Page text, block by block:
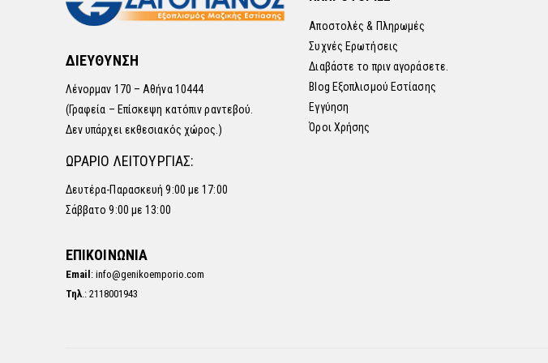
ΔΙΕΥΘΥΝΣΗ
Λένορμαν 170 – Αθήνα 10444
(Γραφεία – Επίσκεψη κατόπιν ραντεβού.
Δεν υπάρχει εκθεσιακός χώρος.)
ΩΡΑΡΙΟ ΛΕΙΤΟΥΡΓΙΑΣ:
Δευτέρα-Παρασκευή 9:00 με 17:00
Σάββατο 9:00 με 13:00
ΕΠΙΚΟΙΝΩΝΙΑ
Email : info@genikoemporio.com
Τηλ.: 2118001943
Αποστολές & Πληρωμές
Συχνές Ερωτήσεις
Διαβάστε το πριν αγοράσετε.
Blog Εξοπλισμού Εστίασης
Εγγύηση
Όροι Χρήσης